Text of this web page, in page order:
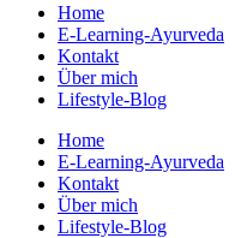
Home
E-Learning-Ayurveda
Kontakt
Über mich
Lifestyle-Blog
Home
E-Learning-Ayurveda
Kontakt
Über mich
Lifestyle-Blog